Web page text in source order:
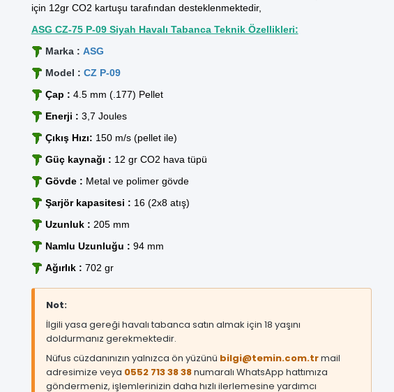
için 12gr CO2 kartuşu tarafından desteklenmektedir,
ASG CZ-75 P-09 Siyah Havalı Tabanca Teknik Özellikleri:
Marka : ASG
Model : CZ P-09
Çap : 4.5 mm (.177) Pellet
Enerji : 3,7 Joules
Çıkış Hızı: 150 m/s (pellet ile)
Güç kaynağı : 12 gr CO2 hava tüpü
Gövde : Metal ve polimer gövde
Şarjör kapasitesi : 16 (2x8 atış)
Uzunluk : 205 mm
Namlu Uzunluğu : 94 mm
Ağırlık : 702 gr
Not:
İlgili yasa gereği havalı tabanca satın almak için 18 yaşını
doldurmanız gerekmektedir.
Nüfus cüzdanınızın yalnızca ön yüzünü bilgi@temin.com.trmail
adresimize veya 0552 713 38 38numaralı WhatsApp hattımıza
göndermeniz, işlemlerinizin daha hızlı ilerlemesine yardımcı